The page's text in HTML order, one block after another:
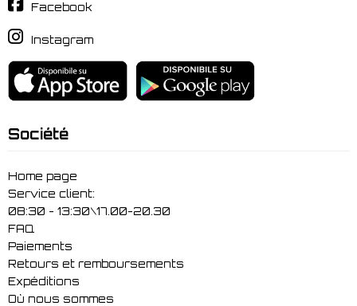
Facebook
Instagram
Société
Home page
Service client:
08:30 - 13:30\17.00-20.30
FAQ
Paiements
Retours et remboursements
Expéditions
Où nous sommes